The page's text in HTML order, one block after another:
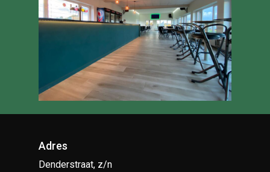
Adres
Denderstraat, z/n